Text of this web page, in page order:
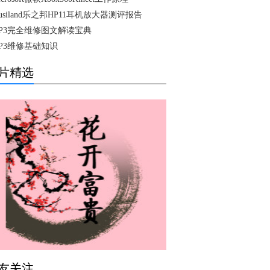
乐之邦HP11耳机放大器测评报告
完全维修图文解读宝典
维修基础知识
精选